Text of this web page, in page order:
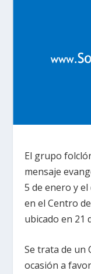
El grupo
mensaje
5 de enero y
en el Centro
ubicado en 21
Se trata de un
ocasión a